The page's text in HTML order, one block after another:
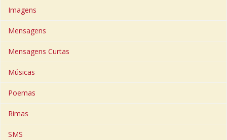
Imagens
Mensagens
Mensagens Curtas
Músicas
Poemas
Rimas
SMS